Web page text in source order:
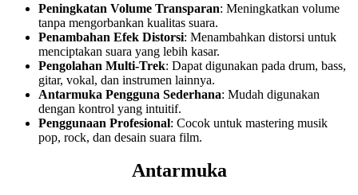
Peningkatan Volume Transparan: Meningkatkan volume
tanpa mengorbankan kualitas suara.
Penambahan Efek Distorsi: Menambahkan distorsi untuk
menciptakan suara yang lebih kasar.
Pengolahan Multi-Trek: Dapat digunakan pada drum, bass,
gitar, vokal, dan instrumen lainnya.
Antarmuka Pengguna Sederhana: Mudah digunakan
dengan kontrol yang intuitif.
Penggunaan Profesional: Cocok untuk mastering musik
pop, rock, dan desain suara film.
Antarmuka